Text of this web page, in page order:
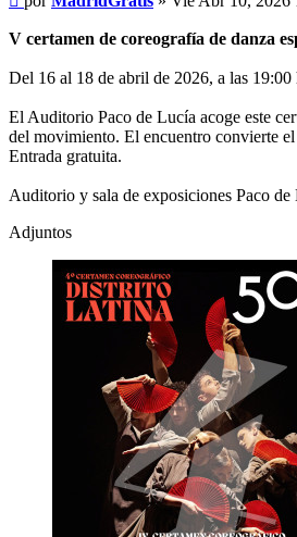
V certamen de coreografía de danza
Del 16 al 18 de abril de 2026, a las 19:00
El Auditorio Paco de Lucía acoge este
del movimiento. El encuentro convierte
Entrada gratuita.
Auditorio y sala de exposiciones Paco
Adjuntos